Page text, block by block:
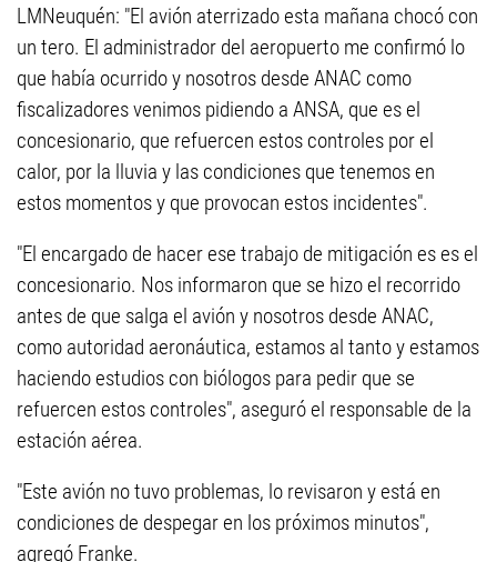
LMNeuquén: "El avión aterrizado esta mañana chocó con
un tero. El administrador del aeropuerto me confirmó lo
que había ocurrido y nosotros desde ANAC como
fiscalizadores venimos pidiendo a ANSA, que es el
concesionario, que refuercen estos controles por el
calor, por la lluvia y las condiciones que tenemos en
estos momentos y que provocan estos incidentes".
"El encargado de hacer ese trabajo de mitigación es es el
concesionario. Nos informaron que se hizo el recorrido
antes de que salga el avión y nosotros desde ANAC,
como autoridad aeronáutica, estamos al tanto y estamos
haciendo estudios con biólogos para pedir que se
refuercen estos controles", aseguró el responsable de la
estación aérea.
"Este avión no tuvo problemas, lo revisaron y está en
condiciones de despegar en los próximos minutos",
agregó Franke.